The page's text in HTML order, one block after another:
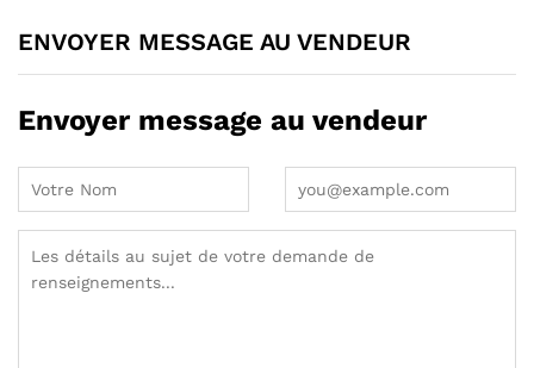
ENVOYER MESSAGE AU VENDEUR
Envoyer message au vendeur